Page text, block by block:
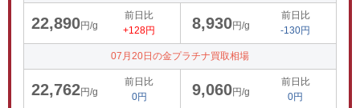
22,890円/g
前日比
+128円
8,930円/g
前日比
-130円
07月20日の金プラチナ買取相場
22,762円/g
前日比
0円
9,060円/g
前日比
0円